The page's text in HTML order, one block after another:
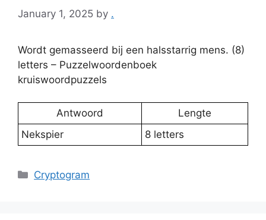
January 1, 2025 by .
Wordt gemasseerd bij een halsstarrig mens. (8)
letters – Puzzelwoordenboek
kruiswoordpuzzels
Antwoord
Lengte
Nekspier
8 letters
Categories
Cryptogram